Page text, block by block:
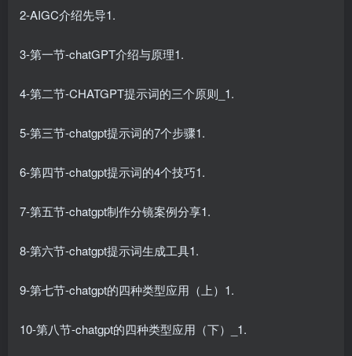
2-AIGC介绍先导1.
3-第一节-chatGPT介绍与原理1.
4-第二节-CHATGPT提示词的三个原则_1.
5-第三节-chatgpt提示词的7个步骤1.
6-第四节-chatgpt提示词的4个技巧1.
7-第五节-chatgpt制作分镜案例分享1.
8-第六节-chatgpt提示词生成工具1.
9-第七节-chatgpt的四种类型应用（上）1.
10-第八节-chatgpt的四种类型应用（下）_1.